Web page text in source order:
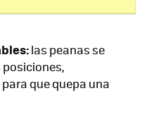
las peanas se
que quepa una